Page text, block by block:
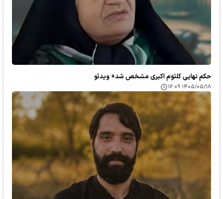
حکم نهایی کلثوم اکبری مشخص شد+ ویدئو
۱۴۰۵/۰۵/۱۸ ۱۶:۰۹